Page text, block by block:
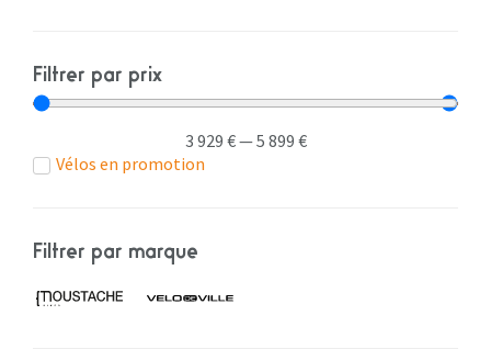
Filtrer par prix
3 929 €—5 899 €
Vélos en promotion
Filtrer par marque